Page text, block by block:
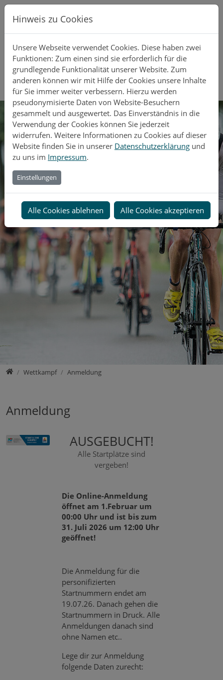
Direkt zur Hauptnavigation springen
Direkt zum Inhalt springen
HomeWettkampf Anmeldung
Anmeldung
AUSGEBUCHT!
Alle Startplätze sind
vergeben!
Die Online-Anmeldung
öffnet am 1.Februar um
00:00 Uhr und ist bis zum
31. Juli 2026 um 12:00 Uhr
geöffnet!
Die Anmeldung für die
personifizierten
Startnummern endet am
19.07.26. Danach gehen die
Startnummern in Druck. Alle
Anmeldungen danach sind
ohne Namen etc..
Lege dir zur Anmeldung
folgende Daten zurecht:
Hinweis zu Cookies
Unsere Webseite verwendet Cookies. Diese haben zwei
Funktionen: Zum einen sind sie erforderlich für die
grundlegende Funktionalität unserer Website. Zum
anderen können wir mit Hilfe der Cookies unsere Inhalte
für Sie immer weiter verbessern. Hierzu werden
pseudonymisierte Daten von Website-Besuchern
gesammelt und ausgewertet. Das Einverständnis in die
Verwendung der Cookies können Sie jederzeit
widerrufen. Weitere Informationen zu Cookies auf dieser
Website finden Sie in unserer Datenschutzerklärung und
zu uns im Impressum.
Einstellungen
Alle Cookies ablehnen Alle Cookies akzeptieren